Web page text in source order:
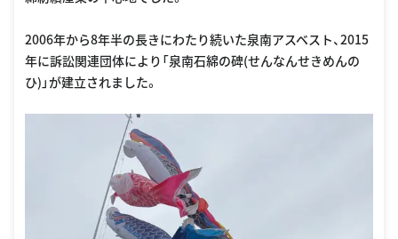
2006年から8年半の長きにわたり続いた泉南アスベスト、2015
年に訴訟関連団体により「泉南石綿の碑(せんなんせきめんの
ひ)」が建立されました。